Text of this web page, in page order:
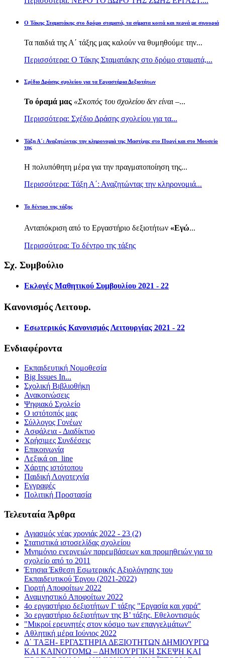
Ο Τάκης Σταματάκης στο δρόμο σταματά, τα σήματα κοιτά και περνά με σιγουριά
Τα παιδιά της Α΄ τάξης μας καλούν να θυμηθούμε την...
Περισσότερα: Ο Τάκης Σταματάκης στο δρόμο σταματά,...
Σχέδιο Δράσης σχολείου για τα Εργαστήρια Δεξιοτήτων
Το όραμά μας «Σκοπός του σχολείου δεν είναι –...
Περισσότερα: Σχέδιο Δράσης σχολείου για τα...
Τάξη Α΄: Αναζητώντας την κληρονομιά της Μαστίχας στο Πυργί και στο Μουσείο
της
Η πολυπόθητη μέρα για την πραγματοποίηση της...
Περισσότερα: Τάξη Α΄: Αναζητώντας την κληρονομιά...
Το δέντρο της τάξης
Ανταπόκριση από το Εργαστήριο δεξιοτήτων «Εγώ...
Περισσότερα: Το δέντρο της τάξης
Σχ. Συμβούλιο
Εκλογές Μαθητικού Συμβουλίου 2021 - 22
Κανονισμός Λειτουρ.
Εσωτερικός Κανονισμός Λειτουργίας 2021 - 22
Ενδιαφέροντα
Εκπαιδευτική Νομοθεσία
Big Issues In...
Σχολική Βιβλιοθήκη
Ανακοινώσεις
Ψηφιακό Σχολείο
Ο ιστότοπός μας
Σύλλογος Γονέων
Ασφάλεια - Διαδίκτυο
Χρήσιμες Συνδέσεις
Επικοινωνία
Λεξικά on_line
Χάρτης ιστότοπου
Παιδική Λογοτεχνία
Εγγραφές
Πολιτική Προστασία
Τελευταία Άρθρα
Αγιασμός νέας χρονιάς 2022 - 23 (2)
Στατιστικά ιστοσελίδας σχολείου
Μνημόνιο ενεργειών παρεμβάσεων και προμηθειών για το
σχολείο από το 2011
Έτησια Έκθεση Εσωτερικής Αξιολόγησης του
Εκπαιδευτικού Έργου (2021-2022)
Γιορτή Αποφοίτων 2022
Αναμνηστικό Αποφοίτων 2022
4ο εργαστήριο δεξιοτήτων Γ τάξης "Εργασία και χαρά"
3ο εργαστήριο δεξιοτήτων της Β’ τάξης. Εθελοντισμός
"Μικροί ερευνητές στον κόσμο των επαγγελμάτων"
Αθλητική μέρα Ιούνιος 2022
Δ΄ ΤΑΞΗ- ΕΡΓΑΣΤΗΡΙΑ ΔΕΞΙΟΤΗΤΩΝ ΔΗΜΙΟΥΡΓΩ
ΚΑΙ ΚΑΙΝΟΤΟΜΩ – ΔΗΜΙΟΥΡΓΙΚΗ ΣΚΕΨΗ ΚΑΙ